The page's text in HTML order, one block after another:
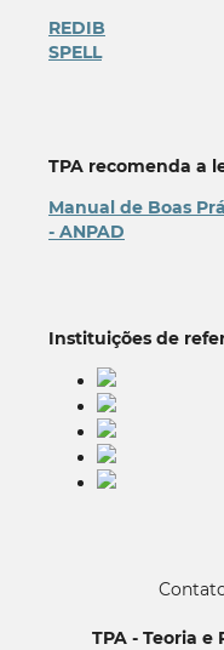
REDIB
SPELL
TPA recomenda a
Manual de Boas
- ANPAD
Instituições de
TPA - Teoria